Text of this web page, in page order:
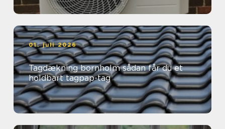
01. juli 2026
Tagdækning bornholm sådan får du et
holdbart tagpap-tag